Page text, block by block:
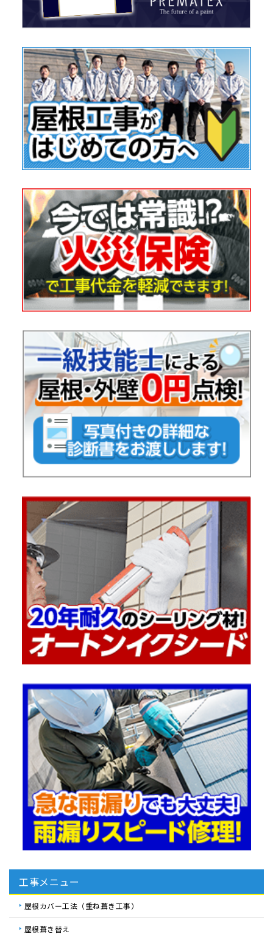
工事メニュー
屋根カバー工法（重ね葺き工事）
屋根葺き替え